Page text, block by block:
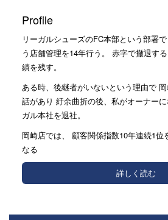
Profile
リーガルシューズのFC本部という部署
う店舗管理を14年行う。 赤字で撤退す
績を残す。
ある時、後継者がいないという理由で
話があり 紆余曲折の後、私がオーナー
ガル本社を退社。
岡崎店では、 顧客関係指数10年連続1位
なる
詳しく読む